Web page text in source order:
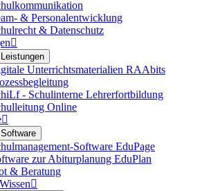
& Personalentwicklung
& Datenschutz

Leistungen
Unterrichtsmaterialien RAAbits
- Schulinterne Lehrerfortbildung
Online

Software
Software EduPage
zur Abiturplanung EduPlan
& Beratung
